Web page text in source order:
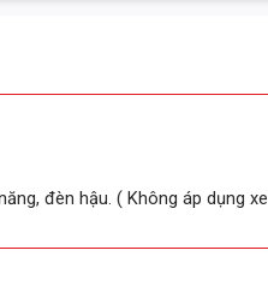
đèn hậu. ( Không áp dụng xe